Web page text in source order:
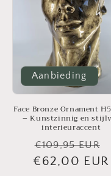
Aanbieding
Face Bronze Ornament
– Kunstzinnig en
interieuraccent
Normale
prijs
€109,95 EUR
€62,00 EUR